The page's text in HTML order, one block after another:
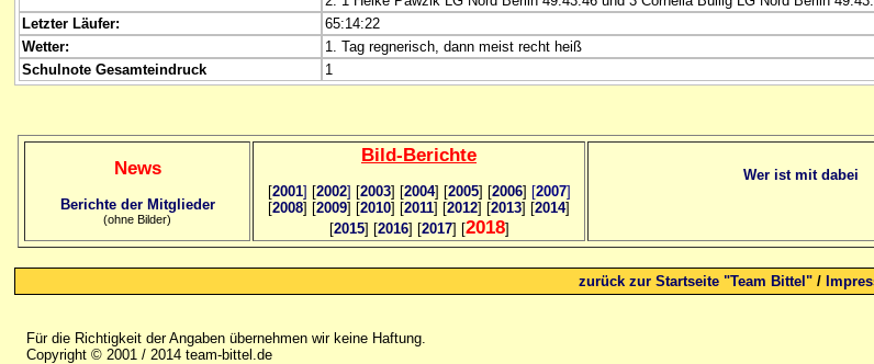
Letzter Läufer:
65:14:22
Wetter:
1. Tag regnerisch, dann meist recht heiß
Schulnote Gesamteindruck
1
News
Berichte der Mitglieder
(ohne Bilder)
Bild-Berichte
[2001] [2002] [2003] [2004] [2005] [2006] [2007]
[2008] [2009] [2010] [2011] [2012] [2013] [2014]
[2015] [2016] [2017] [2018]
Wer ist mit dabei
zurück zur Startseite "Team Bittel"/
Für die Richtigkeit der Angaben übernehmen wir keine Haftung.
Copyright © 2001 / 2014 team-bittel.de